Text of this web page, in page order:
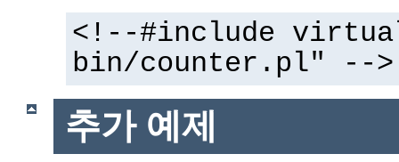
<!--#include
bin/counter.pl" -->
추가 예제